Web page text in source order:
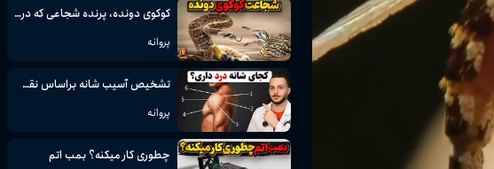
کوکوی دونده، پرنده شجاعی که در موقع خطر قهرمان دو میشود
پروانه
تشخیص آسیب شانه براساس نقطه درد، مثل پزشک + راه درمان
پروانه
چطوری کار میکنه؟ بمب اتم